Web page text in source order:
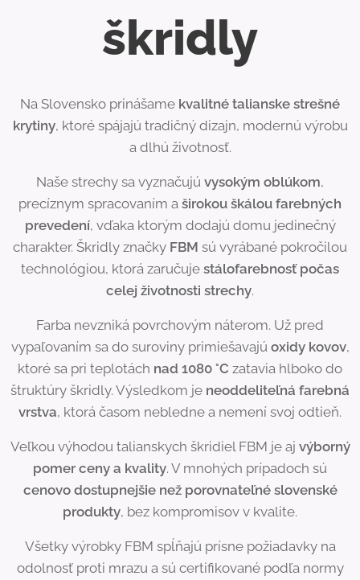
škridly
Na Slovensko prinášame kvalitné talianske strešné
krytiny, ktoré spájajú tradičný dizajn, modernú výrobu
a dlhú životnosť.
Naše strechy sa vyznačujú vysokým oblúkom,
precíznym spracovaním a širokou škálou farebných
prevedení, vďaka ktorým dodajú domu jedinečný
charakter. Škridly značky FBM sú vyrábané pokročilou
technológiou, ktorá zaručuje stálofarebnosť počas
celej životnosti strechy.
Farba nevzniká povrchovým náterom. Už pred
vypaľovaním sa do suroviny primiešavajú oxidy kovov,
ktoré sa pri teplotách nad 1080 °C zatavia hlboko do
štruktúry škridly. Výsledkom je neoddeliteľná farebná
vrstva, ktorá časom nebledne a nemení svoj odtieň.
Veľkou výhodou talianskych škridiel FBM je aj výborný
pomer ceny a kvality. V mnohých prípadoch sú
cenovo dostupnejšie než porovnateľné slovenské
produkty, bez kompromisov v kvalite.
Všetky výrobky FBM spĺňajú prísne požiadavky na
odolnosť proti mrazu a sú certifikované podľa normy